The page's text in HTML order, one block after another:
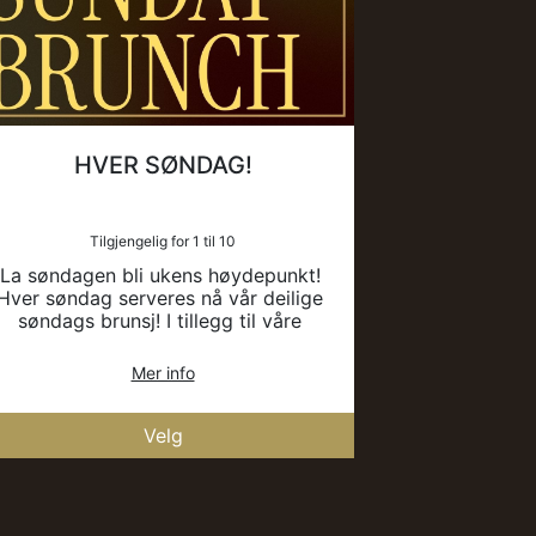
HVER SØNDAG!
Tilgjengelig for 1 til 10
La søndagen bli ukens høydepunkt!
søndag serveres nå vår deilige
søndags brunsj! I tillegg til våre
nå en søndags meny laget for å
nytes i godt selskap. Varmt
velkommen for søndags brunsj hos
ASIA!
Mer info
Velg